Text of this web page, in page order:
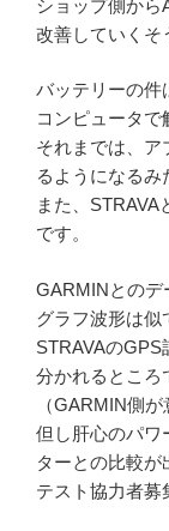
ショップ側から
改善していくそ
バッテリーの件
コンピュータで
それまでは、ア
るようになるみ
また、
です。
GARMINとのデ
グラフ波形は似
STRAVAの
分かれるところ
（GARMIN側
但し肝心のパワ
ターとの比較が
テスト協力者募